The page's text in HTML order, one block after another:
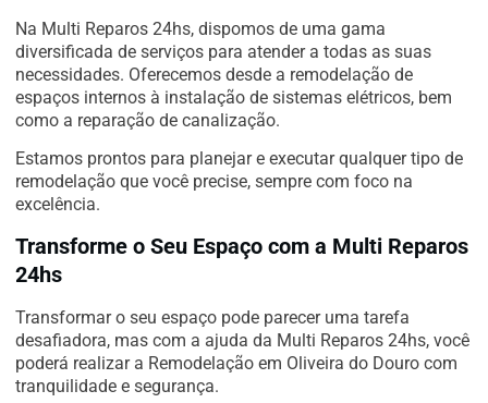
Na Multi Reparos 24hs, dispomos de uma gama
diversificada de serviços para atender a todas as suas
necessidades. Oferecemos desde a remodelação de
espaços internos à instalação de sistemas elétricos, bem
como a reparação de canalização.
Estamos prontos para planejar e executar qualquer tipo de
remodelação que você precise, sempre com foco na
excelência.
Transforme o Seu Espaço com a Multi Reparos
24hs
Transformar o seu espaço pode parecer uma tarefa
desafiadora, mas com a ajuda da Multi Reparos 24hs, você
poderá realizar a Remodelação em Oliveira do Douro com
tranquilidade e segurança.